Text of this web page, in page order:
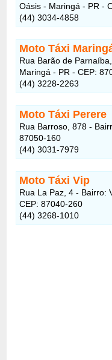
Oásis - Maringá - PR -
(44) 3034-4858
Moto Táxi
Rua Barão de
Maringá - PR - CEP:
(44) 3228-2263
Moto Táxi Perere
Rua Barroso, 878 -
87050-160
(44) 3031-7979
Moto Táxi Vip
Rua La Paz, 4 - Bairro:
CEP: 87040-260
(44) 3268-1010